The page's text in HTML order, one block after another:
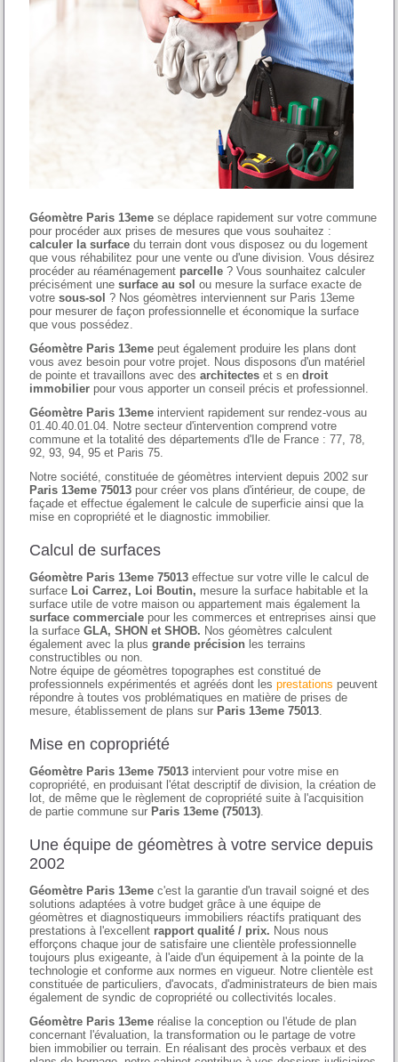
Géomètre Paris 13eme se déplace rapidement sur votre commune
pour procéder aux prises de mesures que vous souhaitez :
calculer la surface du terrain dont vous disposez ou du logement
que vous réhabilitez pour une vente ou d'une division. Vous désirez
procéder au réaménagement parcelle ? Vous sounhaitez calculer
précisément unesurface au sol ou mesure la surface exacte de
votresous-sol ? Nos géomètres interviennent sur Paris 13eme
pour mesurer de façon professionnelle et économique la surface
que vous possédez.
Géomètre Paris 13eme peut également produire les plans dont
vous avez besoin pour votre projet. Nous disposons d'un matériel
de pointe et travaillons avec desarchitectes et s endroit
immobilier pour vous apporter un conseil précis et professionnel.
Géomètre Paris 13eme intervient rapidement sur rendez-vous au
01.40.40.01.04. Notre secteur d'intervention comprend votre
commune et la totalité des départements d'Ile de France : 77, 78,
92, 93, 94, 95 et Paris 75.
Notre société, constituée de géomètres intervient depuis 2002 sur
Paris 13eme 75013 pour créer vos plans d'intérieur, de coupe, de
façade et effectue également le calcule de superficie ainsi que la
mise en copropriété et le diagnostic immobilier.
Calcul de surfaces
Géomètre Paris 13eme 75013 effectue sur votre ville le calcul de
surface Loi Carrez, Loi Boutin, mesure la surface habitable et la
surface utile de votre maison ou appartement mais également la
surface commerciale pour les commerces et entreprises ainsi que
la surfaceGLA, SHON et SHOB. Nos géomètres calculent
également avec la plusgrande précision les terrains
constructibles ou non.
Notre équipe de géomètres topographes est constitué de
professionnels expérimentés et agréés dont lesprestations peuvent
répondre à toutes vos problématiques en matière de prises de
mesure, établissement de plans sur Paris 13eme 75013.
Mise en copropriété
Géomètre Paris 13eme 75013 intervient pour votre mise en
copropriété, en produisant l'état descriptif de division, la création de
lot, de même que le règlement de copropriété suite à l'acquisition
de partie commune sur Paris 13eme (75013).
Une équipe de géomètres à votre service depuis
2002
Géomètre Paris 13eme c'est la garantie d'un travail soigné et des
solutions adaptées à votre budget grâce à une équipe de
géomètres et diagnostiqueurs immobiliers réactifs pratiquant des
prestations à l'excellent rapport qualité / prix. Nous nous
efforçons chaque jour de satisfaire une clientèle professionnelle
toujours plus exigeante, à l'aide d'un équipement à la pointe de la
technologie et conforme aux normes en vigueur. Notre clientèle est
constituée de particuliers, d'avocats, d'administrateurs de bien mais
également de syndic de copropriété ou collectivités locales.
Géomètre Paris 13eme réalise la conception ou l'étude de plan
concernant l'évaluation, la transformation ou le partage de votre
bien immobilier ou terrain. En réalisant des procès verbaux et des